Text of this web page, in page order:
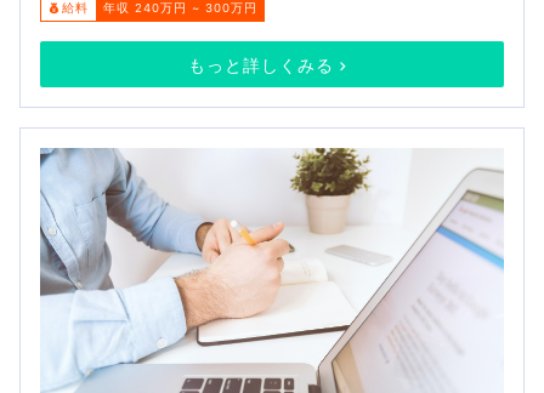
給料 年収 240万円 ~ 300万円
もっと詳しくみる